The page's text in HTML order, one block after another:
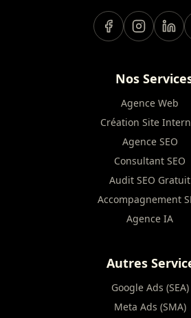
Nos
Agence Web
Création Site
Agence SEO
Consultant SEO
Audit SEO Gratuit
Accompagnement
Agence IA
Autres
Google Ads (SEA)
Meta Ads (SMA)